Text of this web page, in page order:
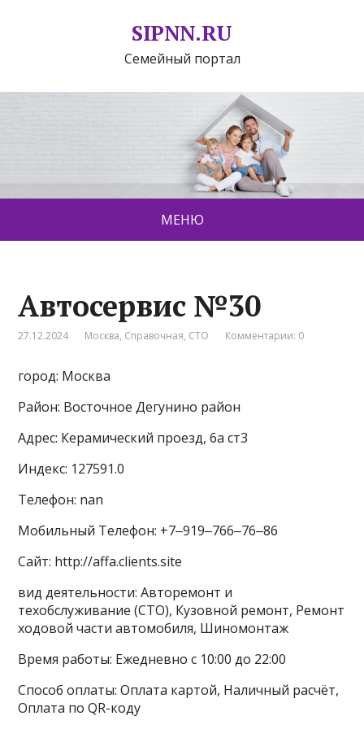
SIPNN.RU
Семейный портал
МЕНЮ
Автосервис №30
27.12.2024 Москва, Справочная, СТО Комментарии: 0
город: Москва
Район: Восточное Дегунино район
Адрес: Керамический проезд, 6а ст3
Индекс: 127591.0
Телефон: nan
Мобильный Телефон: +7‒919‒766‒76‒86
Сайт: http://affa.clients.site
вид деятельности: Авторемонт и
техобслуживание (СТО), Кузовной ремонт, Ремонт
ходовой части автомобиля, Шиномонтаж
Время работы: Ежедневно с 10:00 до 22:00
Способ оплаты: Оплата картой, Наличный расчёт,
Оплата по QR-коду